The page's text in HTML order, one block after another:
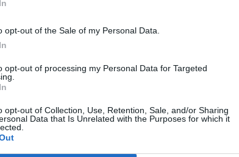
opt-out of the Sale of my Personal Data.
opt-out of processing my Personal Data for Targeted
opt-out of Collection, Use, Retention, Sale, and/or Sharing
Data that Is Unrelated with the Purposes for which it
hogy „akkor egészséges egy csapat,
az űrben